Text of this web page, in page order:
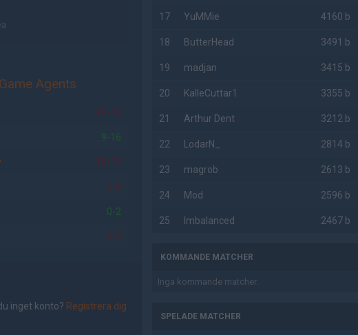
Game Agents
12-16
9-16
19-15
2-0
0-2
0-2
inget konto? Registrera dig
17 YuMMie 4160 b
18 ButterHead 3491 b
19 madjan 3415 b
20 KalleCuttar1 3355 b
21 Arthur Dent 3212 b
22 LodarN_ 2814 b
23 magrob 2613 b
24 Mod 2596 b
25 Imbalanced 2467 b
KOMMANDE MATCHER
Inga kommande matcher.
SPELADE MATCHER